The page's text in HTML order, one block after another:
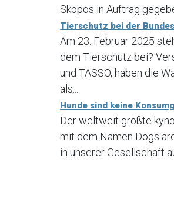
Skopos in Auftrag
Tierschutz bei der
Am 23. Februar 2025
dem Tierschutz bei?
und TASSO, haben die
als...
Hunde sind keine
Der weltweit größte
mit dem Namen Dogs
in unserer Gesellschaft